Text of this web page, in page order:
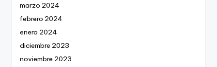
marzo 2024
febrero 2024
enero 2024
diciembre 2023
noviembre 2023